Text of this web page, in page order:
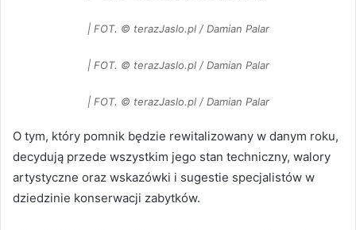
| FOT. © terazJaslo.pl / Damian Palar
| FOT. © terazJaslo.pl / Damian Palar
| FOT. © terazJaslo.pl / Damian Palar
O tym, który pomnik będzie rewitalizowany w danym roku,
decydują przede wszystkim jego stan techniczny, walory
artystyczne oraz wskazówki i sugestie specjalistów w
dziedzinie konserwacji zabytków.